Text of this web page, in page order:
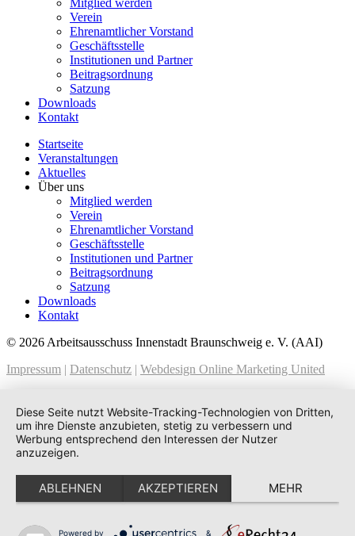
Mitglied werden
Verein
Ehrenamtlicher Vorstand
Geschäftsstelle
Institutionen und Partner
Beitragsordnung
Satzung
Downloads
Kontakt
Startseite
Veranstaltungen
Aktuelles
Über uns
Mitglied werden
Verein
Ehrenamtlicher Vorstand
Geschäftsstelle
Institutionen und Partner
Beitragsordnung
Satzung
Downloads
Kontakt
© 2026 Arbeitsausschuss Innenstadt Braunschweig e. V. (AAI)
Impressum | Datenschutz | Webdesign Online Marketing United
Diese Seite nutzt Website-Tracking-Technologien von Dritten,
um ihre Dienste anzubieten, stetig zu verbessern und
Werbung entsprechend den Interessen der Nutzer
anzuzeigen.
ABLEHNEN AKZEPTIEREN MEHR
Powered by &